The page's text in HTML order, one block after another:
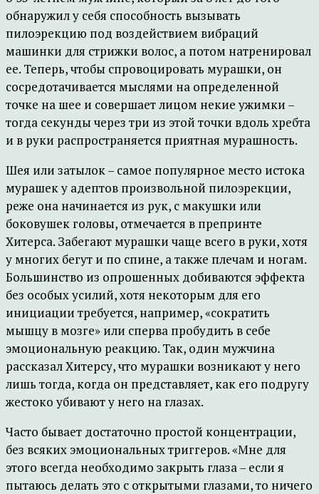
обнаружил у себя способность вызывать
пилоэрекцию под воздействием вибраций
машинки для стрижки волос, а потом натренировал
ее. Теперь, чтобы спровоцировать мурашки, он
сосредотачивается мыслями на определенной
точке на шее и совершает лицом некие ужимки –
тогда секунды через три из этой точки вдоль хребта
и в руки распространяется приятная мурашность.
Шея или затылок – самое популярное место истока
мурашек у адептов произвольной пилоэрекции,
реже она начинается из рук, с макушки или
боковушек головы, отмечается в препринте
Хитерса. Забегают мурашки чаще всего в руки, хотя
у многих бегут и по спине, а также плечам и ногам.
Большинство из опрошенных добиваются эффекта
без особых усилий, хотя некоторым для его
инициации требуется, например, «сократить
мышцу в мозге» или сперва пробудить в себе
эмоциональную реакцию. Так, один мужчина
рассказал Хитерсу, что мурашки возникают у него
лишь тогда, когда он представляет, как его подругу
жестоко убивают у него на глазах.
Часто бывает достаточно простой концентрации,
без всяких эмоциональных триггеров. «Мне для
этого всегда необходимо закрыть глаза – если я
пытаюсь делать это с открытыми глазами, то ничего